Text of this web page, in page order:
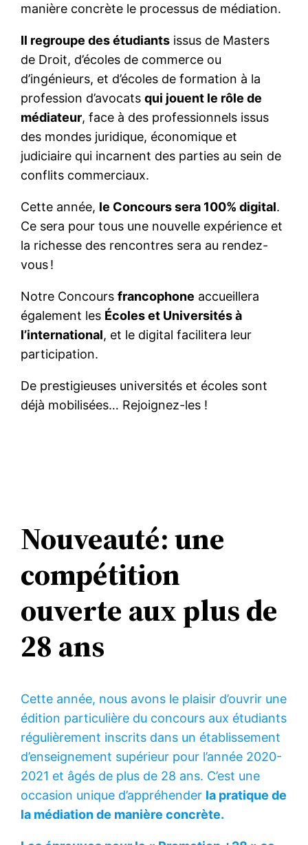
manière concrète le processus de médiation.
Il regroupe des étudiants issus de Masters
de Droit, d’écoles de commerce ou
d’ingénieurs, et d’écoles de formation à la
profession d’avocatsqui jouent le rôle de
médiateur, face à des professionnels issus
des mondes juridique, économique et
judiciaire qui incarnent des parties au sein de
conflits commerciaux.
Cette année, le Concours sera 100% digital.
Ce sera pour tous une nouvelle expérience et
la richesse des rencontres sera au rendez-
vous !
Notre Concoursfrancophone accueillera
également les Écoles et Universités à
l’international, et le digital facilitera leur
participation.
De prestigieuses universités et écoles sont
déjà mobilisées… Rejoignez-les !
Nouveauté: une
compétition
ouverte aux plus de
28 ans
Cette année, nous avons le plaisir d’ouvrir une
édition particulière du concours aux étudiants
régulièrement inscrits dans un établissement
d’enseignement supérieur pour l’année 2020-
2021 et âgés de plus de 28 ans. C’est une
occasion unique d’appréhender la pratique de
la médiation de manière concrète.